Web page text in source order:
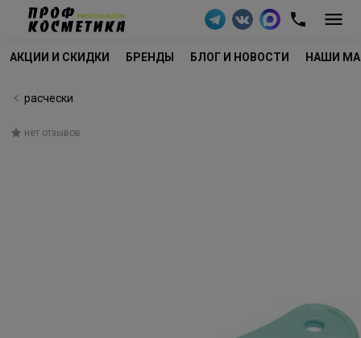
АКЦИИ И СКИДКИ БРЕНДЫ БЛОГ И НОВОСТИ НАШИ
расчески
нет отзывов